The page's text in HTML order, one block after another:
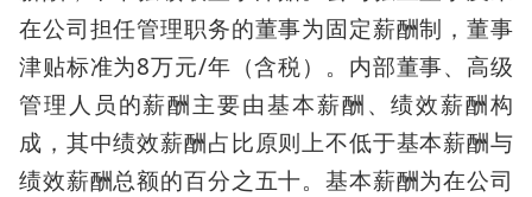
在公司担任管理职务的董事为固定薪酬制，董事
津贴标准为8万元/年（含税）。内部董事、高级
管理人员的薪酬主要由基本薪酬、绩效薪酬构
成，其中绩效薪酬占比原则上不低于基本薪酬与
绩效薪酬总额的百分之五十。基本薪酬为在公司